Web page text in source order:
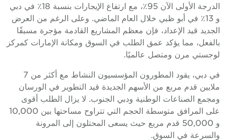
الدرجة الأولى الآن 95٪، مع ارتفاع الإيجارات بنسبة 18٪ في دبي
و 13٪ في أبو ظبي خلال العام الماضي. وعلى الرغم من العرض
الجديد قيد الإعداد، فإن معظم المشاريع القادمة مؤجرة مسبقًا
بالفعل، مما يؤكد عمق الطلب في السوق ومكانة الإمارات كمركز
لوجستي مرن ومتصل عالميًا.
في دبي، يقود المطورون المؤسسيون النشاط مع أكثر من 7
ملايين قدم مربع من الأسهم الجديدة قيد التطوير في الورسان
ومجمع الصناعات الوطنية ودبي الجنوب. لا يزال الطلب أقوى
على المرافق متوسطة الحجم التي تتراوح مساحتها بين 10,000
و 50,000 قدم مربع حيث يسعى المحتلون إلى المرونة
والسرعة في السوق.